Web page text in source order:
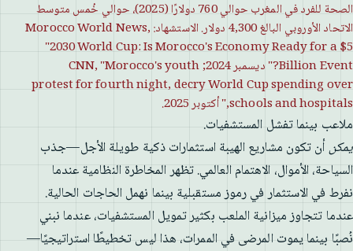
الصحة للفرد في المغرب حوالي 760 دولارًا (2025)، حوالي خُمس متوسط ​​
الاتحاد الأوروبي البالغ 4,300 دولار. الاستشهاد: Morocco World News,
"2030 World Cup: Is Morocco's Economy Ready for a $5
Billion Event?" ديسمبر 2024; CNN, "Morocco's youth
protest for fourth night, decry World Cup spending over
schools and hospitals," أكتوبر 2025.
ملاعب بينما تفشل المستشفيات.
يمكنأن تكون مشاريع الهيبة استثمارات ذكية طويلة الأجل—جذب
السياحة، الأموال، الاهتمام العالمي. تظهر المخاطرة النظامية عندما
نفرط في الاستثمار في رموز مستقبلية بينما نهمل الحاجات الحالية.
عندما تتجاوز ميزانية الملعب بكثير تمويل المستشفيات، عندما نبني
نُصبًا بينما يموت المرضى في الممرات، هذا ليس تخطيطًا استراتيجيًا—